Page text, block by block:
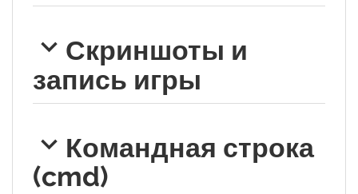
Скриншоты и
запись игры
Командная строка
(cmd)